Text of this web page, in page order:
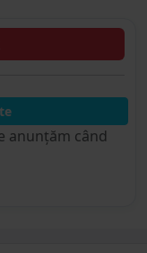
anunțăm când